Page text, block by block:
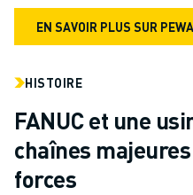
EN SAVOIR PLUS SUR
HISTOIRE
FANUC et une
chaînes
forces